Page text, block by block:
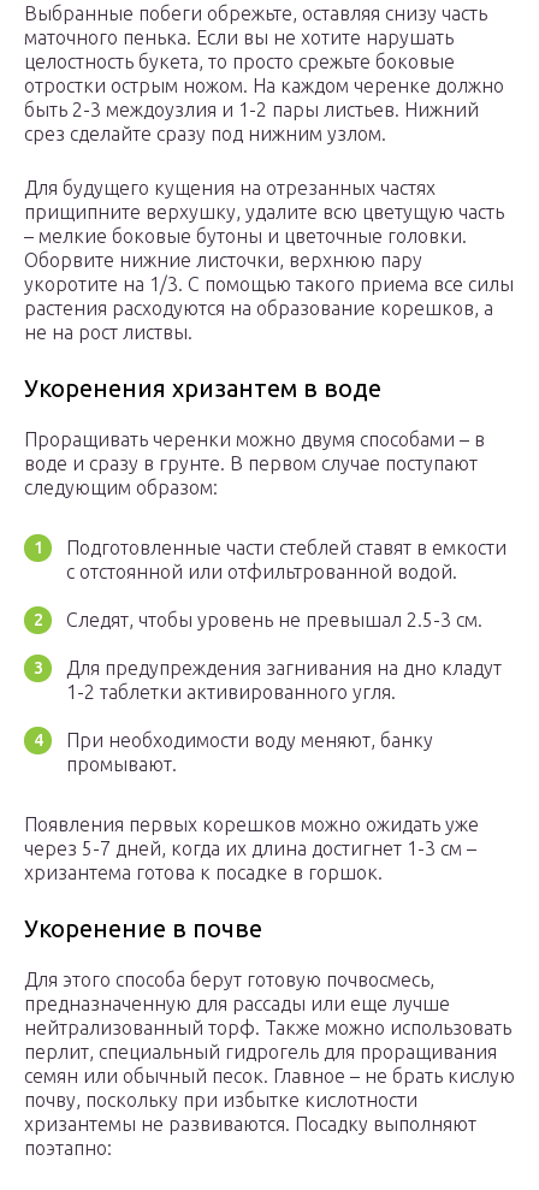
Выбранные побеги обрежьте, оставляя снизу часть
маточного пенька. Если вы не хотите нарушать
целостность букета, то просто срежьте боковые
отростки острым ножом. На каждом черенке должно
быть 2-3 междоузлия и 1-2 пары листьев. Нижний
срез сделайте сразу под нижним узлом.
Для будущего кущения на отрезанных частях
прищипните верхушку, удалите всю цветущую часть
– мелкие боковые бутоны и цветочные головки.
Оборвите нижние листочки, верхнюю пару
укоротите на 1/3. С помощью такого приема все силы
растения расходуются на образование корешков, а
не на рост листвы.
Укоренения хризантем в воде
Проращивать черенки можно двумя способами – в
воде и сразу в грунте. В первом случае поступают
следующим образом:
Подготовленные части стеблей ставят в емкости
с отстоянной или отфильтрованной водой.
Следят, чтобы уровень не превышал 2.5-3 см.
Для предупреждения загнивания на дно кладут
1-2 таблетки активированного угля.
При необходимости воду меняют, банку
промывают.
Появления первых корешков можно ожидать уже
через 5-7 дней, когда их длина достигнет 1-3 см –
хризантема готова к посадке в горшок.
Укоренение в почве
Для этого способа берут готовую почвосмесь,
предназначенную для рассады или еще лучше
нейтрализованный торф. Также можно использовать
перлит, специальный гидрогель для проращивания
семян или обычный песок. Главное – не брать кислую
почву, поскольку при избытке кислотности
хризантемы не развиваются. Посадку выполняют
поэтапно: